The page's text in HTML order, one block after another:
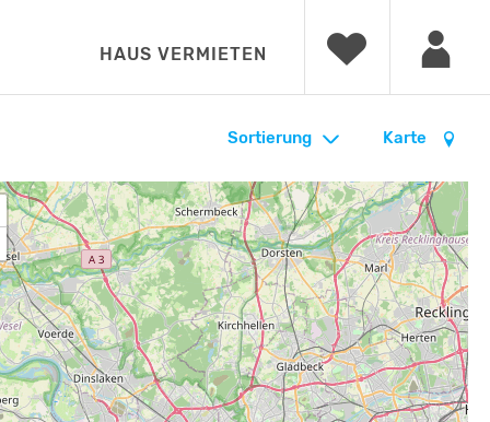
HAUS VERMIETEN
Karte
Sortierung